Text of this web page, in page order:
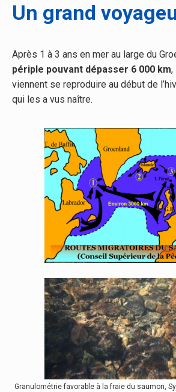
Un grand
Après 1 à 3 ans en mer au large du
périple pouvant dépasser 6 000 km,
viennent se reproduire au début de
qui les a vus naître.
Granulométrie favorable à la fraie du saumon,